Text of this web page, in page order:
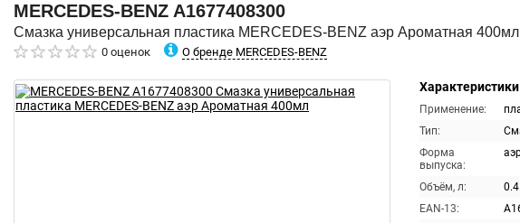
MERCEDES-BENZ A1677408300
Смазка универсальная пластика MERCEDES-BENZ аэр Ароматная 400мл
0 оценок О бренде MERCEDES-BENZ
Характеристики
Применение:
Тип:
Форма
выпуска:
Объём, л:
0.4
EAN-13: